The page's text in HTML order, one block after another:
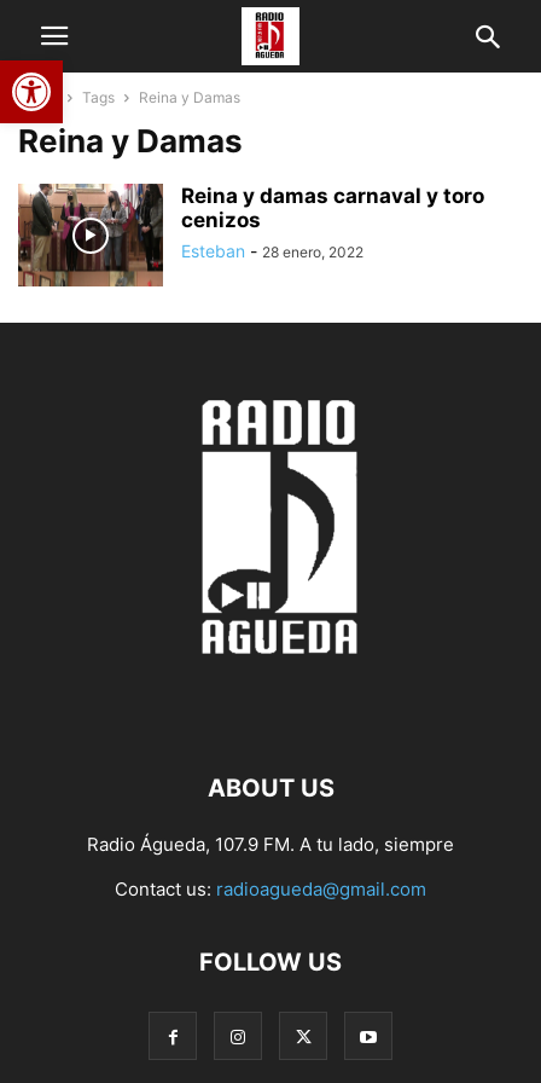
Abrir barra de herramientas
Home Tags Reina y Damas
Reina y Damas
Reina y damas carnaval y toro
cenizos
Esteban - 28 enero, 2022
ABOUT US
Radio Águeda, 107.9 FM. A tu lado, siempre
Contact us: radioagueda@gmail.com
FOLLOW US